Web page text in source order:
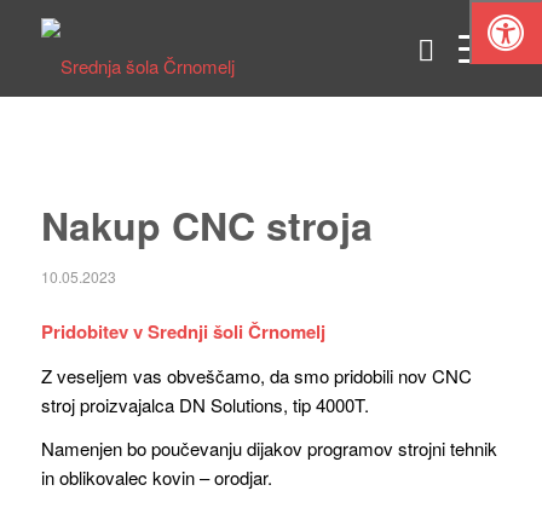
Nakup CNC stroja
10.05.2023
Pridobitev v Srednji šoli Črnomelj
Z veseljem vas obveščamo, da smo pridobili nov CNC
stroj proizvajalca DN Solutions, tip 4000T.
Namenjen bo poučevanju dijakov programov strojni tehnik
in oblikovalec kovin – orodjar.